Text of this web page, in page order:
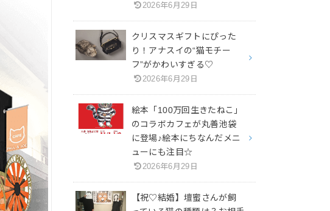
2026年6月29日
クリスマスギフトにぴった
り！アナスイの“猫モチー
フ”がかわいすぎる♡
2026年6月29日
絵本「100万回生きたねこ」
のコラボカフェが丸善池袋
に登場♪絵本にちなんだメニ
ューにも注目☆
2026年6月29日
【祝♡結婚】壇蜜さんが飼